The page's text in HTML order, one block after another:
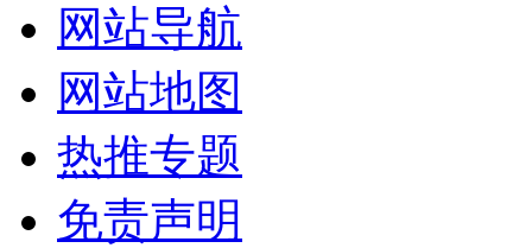
网站导航
网站地图
热推专题
免责声明